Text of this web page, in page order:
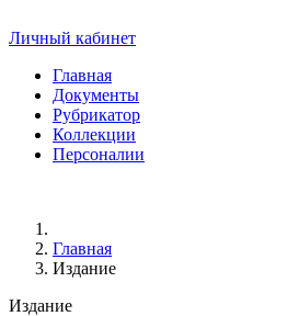
Личный кабинет
Главная
Документы
Рубрикатор
Коллекции
Персоналии
Главная
Издание
Издание